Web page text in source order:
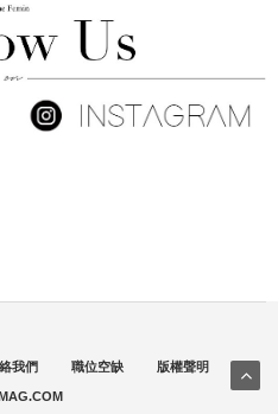
我們 職位空缺 版權聲明